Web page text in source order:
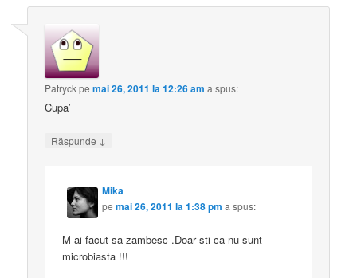
Patryckpemai 26, 2011 la 12:26 am a spus:
Cupa’
Răspunde ↓
Mika
pemai 26, 2011 la 1:38 pm a spus:
M-ai facut sa zambesc .Doar sti ca nu sunt
microbiasta !!!